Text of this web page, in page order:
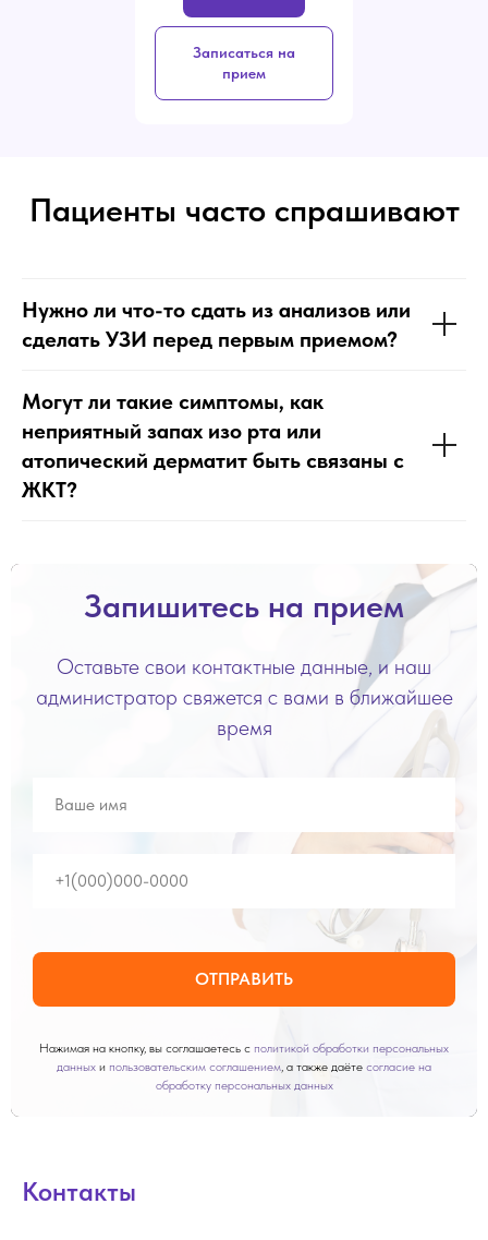
Записаться на
прием
Пациенты часто спрашивают
Нужно ли что-то сдать из анализов или
сделать УЗИ перед первым приемом?
Могут ли такие симптомы, как
неприятный запах изо рта или
атопический дерматит быть связаны с
ЖКТ?
Запишитесь на прием
Оставьте свои контактные данные, и наш
администратор свяжется с вами в ближайшее
время
ОТПРАВИТЬ
Нажимая на кнопку, вы соглашаетесь с политикой обработки персональных
данных и пользовательским соглашением , а также даёте согласие на
обработку персональных данных
Контакты